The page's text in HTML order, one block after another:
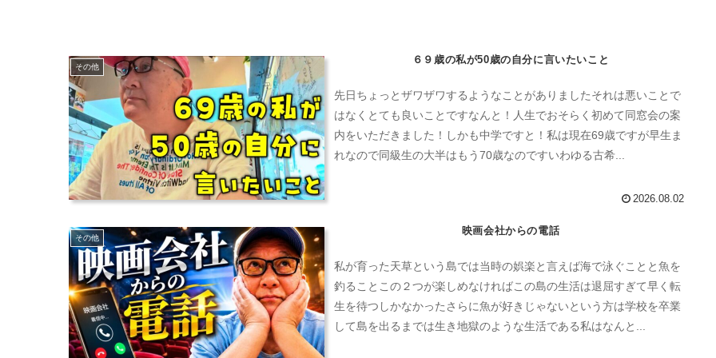
その他
６９歳の私が50歳の自分に言いたいこと
先日ちょっとザワザワするようなことがありましたそれは悪いことで
はなくとても良いことですなんと！人生でおそらく初めて同窓会の案
内をいただきました！しかも中学ですと！私は現在69歳ですが早生ま
れなので同級生の大半はもう70歳なのですいわゆる古希...
2026.08.02
その他
映画会社からの電話
私が育った天草という島では当時の娯楽と言えば海で泳ぐことと魚を
釣ることこの２つが楽しめなければこの島の生活は退屈すぎて早く転
生を待つしかなかったさらに魚が好きじゃないという方は学校を卒業
して島を出るまでは生き地獄のような生活である私はなんと...